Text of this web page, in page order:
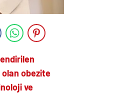
olan obezite
ve